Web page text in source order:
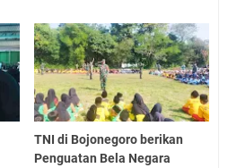
TNI di Bojonegoro berikan
Penguatan Bela Negara